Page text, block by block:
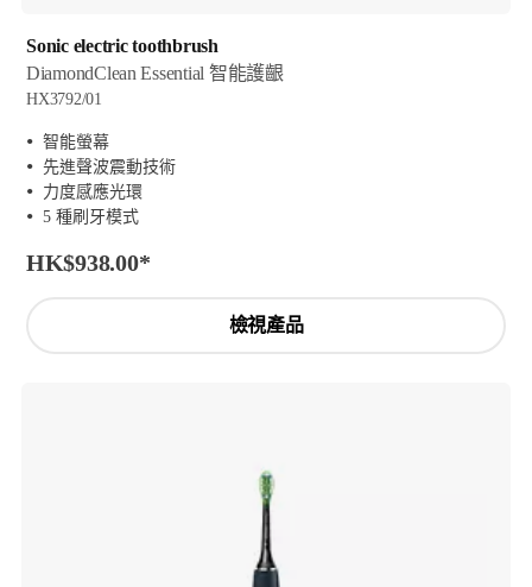
Sonic electric toothbrush
DiamondClean Essential 智能護齦
HX3792/01
智能螢幕
先進聲波震動技術
力度感應光環
5 種刷牙模式
HK$938.00*
檢視產品